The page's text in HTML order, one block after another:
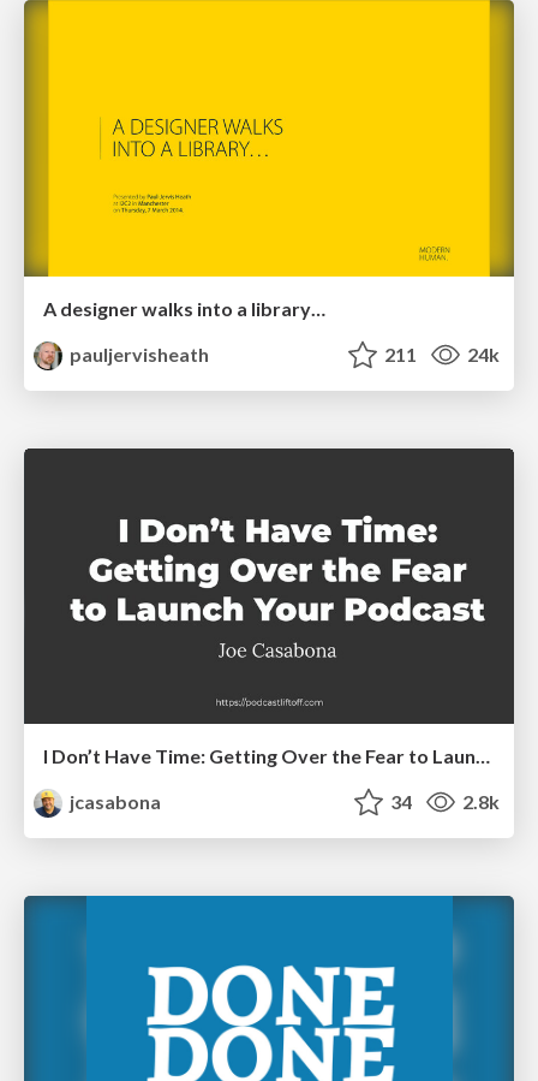
A designer walks into a library…
pauljervisheath
211 24k
I Don’t Have Time: Getting Over the Fear to Launch Your Podcast
jcasabona
34 2.8k